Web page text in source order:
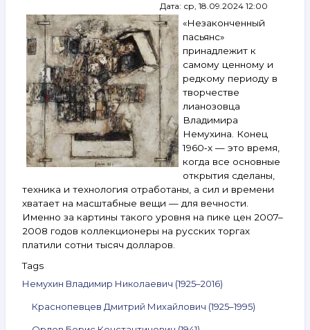
и другие.
25 сентября —
1 октября
2024
Дата: ср, 18.09.2024 12:00
«Незаконченный
пасьянс»
принадлежит к
самому ценному и
редкому периоду в
творчестве
лианозовца
Владимира
Немухина. Конец
1960‑х — это время,
когда все основные
открытия сделаны,
техника и технология отработаны, а сил и времени
хватает на масштабные вещи — для вечности.
Именно за картины такого уровня на пике цен 2007–
2008 годов коллекционеры на русских торгах
платили сотни тысяч долларов.
Tags
Немухин Владимир Николаевич (1925–2016)
Краснопевцев Дмитрий Михайлович (1925–1995)